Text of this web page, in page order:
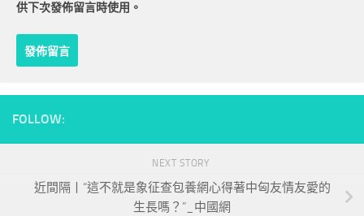
供下次發佈留言時使用。
FOLLOW:
NEXT STORY
近間隔丨“這不就是象征查包養網心得著中匈友情友愛的
生長嗎？”_中國網